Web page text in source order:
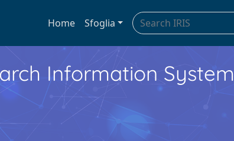
Home Sfoglia
Information System